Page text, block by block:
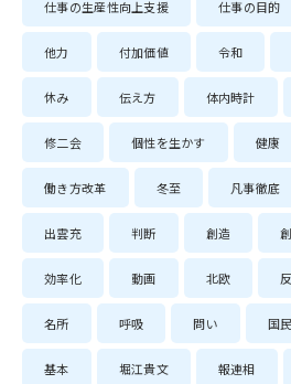
仕事の生産性向上支援 仕事の目的
他力 付加価値 令和
休み 伝え方 体内時計
修二会 個性を生かす 健康
働き方改革 冬至 凡事徹底
出雲充 判断 創造
効率化 動画 北欧
名所 呼吸 問い 国
基本 堀江貴文 報連相